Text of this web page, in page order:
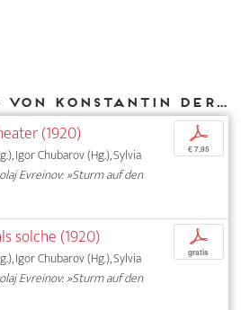
Weitere Texte von Konstantin Derzhavin bei DIAPHANES
(1920)
Igor Chubarov (Hg.), Sylvia
Evreinov: »Sturm auf den
p
€ 7,95
solche (1920)
Igor Chubarov (Hg.), Sylvia
Evreinov: »Sturm auf den
p
gratis